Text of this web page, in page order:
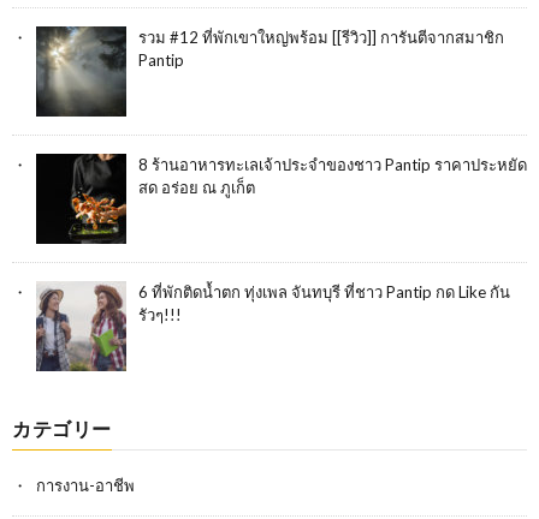
รวม #12 ที่พักเขาใหญ่พร้อม [[รีวิว]] การันตีจากสมาชิก
Pantip
8 ร้านอาหารทะเลเจ้าประจำของชาว Pantip ราคาประหยัด
สด อร่อย ณ ภูเก็ต
6 ที่พักติดน้ำตก ทุ่งเพล จันทบุรี ที่ชาว Pantip กด Like กัน
รัวๆ!!!
カテゴリー
การงาน-อาชีพ